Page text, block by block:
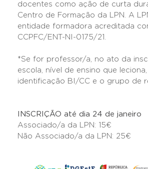
docentes como ação de curta
Centro de Formação da LPN. A
entidade formadora acreditada
CCPFC/ENT-NI-0175/21.
*Se for professor/a, no ato da
escola, nível de ensino que
identificação BI/CC e o grupo de
INSCRIÇÃO até dia 24 de janeiro
Associado/a da LPN: 15€
Não Associado/a da LPN: 25€